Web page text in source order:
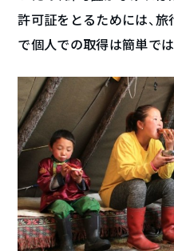
許可証をとるためには、
で個人での取得は簡単では